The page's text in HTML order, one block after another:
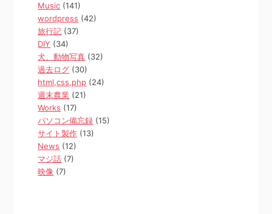
Music (141)
wordpress (42)
旅行記 (37)
DIY (34)
犬、動物写真 (32)
過去ログ (30)
html,css,php (24)
週末農業 (21)
Works (17)
パソコン備忘録 (15)
サイト製作 (13)
News (12)
マジ話 (7)
映像 (7)